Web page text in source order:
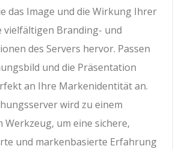
das Image und die Wirkung Ihrer
vielfältigen Branding- und
des Servers hervor. Passen
und die Präsentation
an Ihre Markenidentität an.
wird zu einem
um eine sichere,
und markenbasierte Erfahrung